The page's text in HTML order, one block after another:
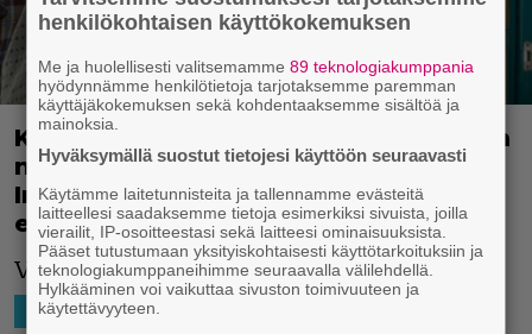
Kuva: Pedro Almodóvar kiitti fanejaan
nännin vapauttamisesta, kun
Instagram bannasi legendan uuden
elokuvan julisteen
Vakava rikos on taas tapahtunut.
MAAILMALTA 15.8.2021 13:33
henkilökohtaisen käyttökokemuksen
Me ja huolellisesti valitsemamme89 teknologiakumppania
hyödynnämme henkilötietoja tarjotaksemme paremman
käyttäjäkokemuksen sekä kohdentaaksemme sisältöä ja
mainoksia.
Hyväksymällä suostut tietojesi käyttöön seuraavasti
Käytämme laitetunnisteita ja tallennamme evästeitä
laitteellesi saadaksemme tietoja esimerkiksi sivuista, joilla
vierailit, IP-osoitteestasi sekä laitteesi ominaisuuksista.
Pääset tutustumaan yksityiskohtaisesti käyttötarkoituksiin ja
teknologiakumppaneihimme seuraavalla välilehdellä.
Hylkääminen voi vaikuttaa sivuston toimivuuteen ja
käytettävyyteen.